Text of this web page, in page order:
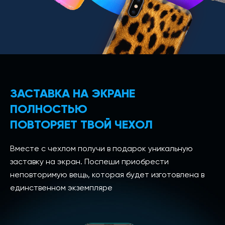
ЗАСТАВКА НА ЭКРАНЕ
ПОЛНОСТЬЮ
ПОВТОРЯЕТ ТВОЙ ЧЕХОЛ
Вместе с чехлом получи в подарок уникальную
заставку на экран. Поспеши приобрести
неповторимую вещь, которая будет изготовлена в
единственном экземпляре